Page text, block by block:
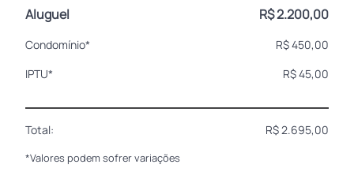
Aluguel R$ 2.200,00
Condomínio*
R$ 450,00
IPTU*
R$ 45,00
Total: R$ 2.695,00
*Valores podem sofrer variações